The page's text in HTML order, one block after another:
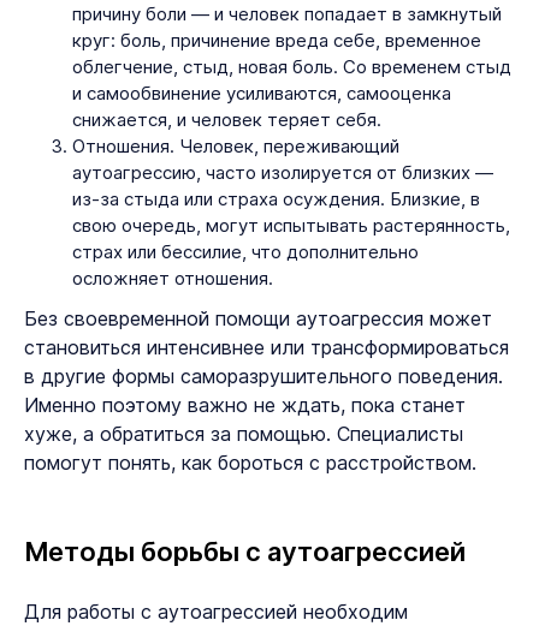
причину боли — и человек попадает в замкнутый
круг: боль, причинение вреда себе, временное
облегчение, стыд, новая боль. Со временем стыд
и самообвинение усиливаются, самооценка
снижается, и человек теряет себя.
Отношения. Человек, переживающий
аутоагрессию, часто изолируется от близких —
из-за стыда или страха осуждения. Близкие, в
свою очередь, могут испытывать растерянность,
страх или бессилие, что дополнительно
осложняет отношения.
Без своевременной помощи аутоагрессия может
становиться интенсивнее или трансформироваться
в другие формы саморазрушительного поведения.
Именно поэтому важно не ждать, пока станет
хуже, а обратиться за помощью. Специалисты
помогут понять, как бороться с расстройством.
Методы борьбы с аутоагрессией
Для работы с аутоагрессией необходим